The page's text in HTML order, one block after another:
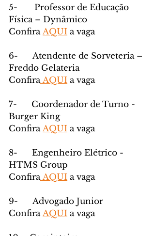
5-       Professor de Educação
Física – Dynâmico
Confira AQUI a vaga
6-      Atendente de Sorveteria –
Freddo Gelateria
Confira AQUI a vaga
7-      Coordenador de Turno -
Burger King
Confira AQUI a vaga
8-      Engenheiro Elétrico -
HTMS Group
Confira AQUI a vaga
9-      Advogado Junior
Confira AQUI a vaga